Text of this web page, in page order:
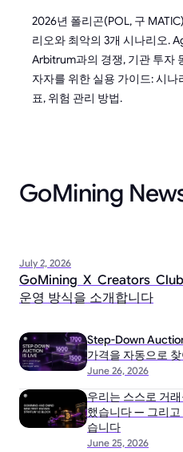
2026년 폴리곤(POL, 구
리오와 최악의 3개 시나리오.
Arbitrum과의 경쟁, 기관 투자
자자를 위한 실용 가이드: 시
표, 위험 관리 방법.
GoMining
July 2, 2026
GoMining X Creators
운영 방식을 소개합니다
June 26, 2026
Step-Down
가격을 자동으로
June 25, 2026
우리는 스스로 거
했습니다 — 그리고
습니다